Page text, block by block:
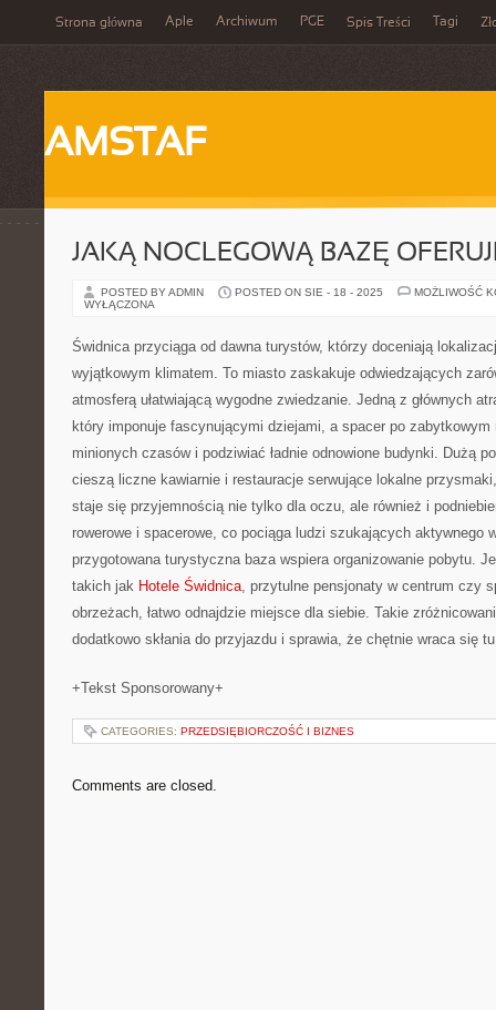
Strona główna Aple Archiwum PGE Spis Treści Tagi
AMSTAF
JAKĄ NOCLEGOWĄ BAZĘ
POSTED BY ADMIN POSTED ON SIE - 18 - 2025
MOŻLIWOŚĆ
WYŁĄCZONA
Świdnica przyciąga od dawna turystów, którzy doceniają
wyjątkowym klimatem. To miasto zaskakuje odwiedzających
atmosferą ułatwiającą wygodne zwiedzanie. Jedną z głównych
który imponuje fascynującymi dziejami, a spacer po
minionych czasów i podziwiać ładnie odnowione budynki. Dużą
cieszą liczne kawiarnie i restauracje serwujące lokalne
staje się przyjemnością nie tylko dla oczu, ale również i
rowerowe i spacerowe, co pociąga ludzi szukających aktywnego
przygotowana turystyczna baza wspiera organizowanie pobytu.
takich jak Hotele Świdnica, przytulne pensjonaty w centrum czy
obrzeżach, łatwo odnajdzie miejsce dla siebie. Takie
dodatkowo skłania do przyjazdu i sprawia, że chętnie wraca się
+Tekst Sponsorowany+
CATEGORIES: PRZEDSIĘBIORCZOŚĆ I BIZNES
Comments are closed.